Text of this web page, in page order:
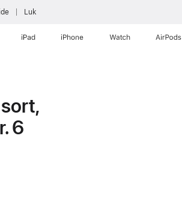
Luk
iPad iPhone Watch AirPods
6